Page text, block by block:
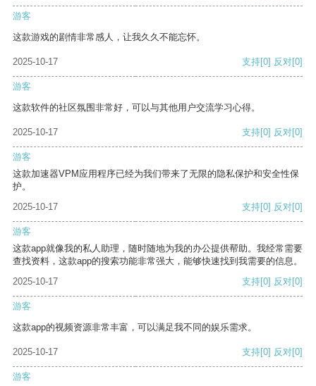
游客
这款游戏的剧情非常感人，让我久久不能忘怀。
2025-10-17 支持[0] 反对[0]
游客
这款软件的社区氛围非常好，可以与其他用户交流学习心得。
2025-10-17 支持[0] 反对[0]
游客
这款加速器VPM应用程序已经为我们带来了无限的隐私保护和安全性保
护。
2025-10-17
支持[0] 反对[0]
游客
这款app就像我的私人助理，随时随地为我的办公提供帮助。我经常需要
查找资料，这款app的搜索功能非常强大，能够快速找到我需要的信息。
2025-10-17
支持[0] 反对[0]
游客
这款app的视频资源非常丰富，可以满足我不同的娱乐需求。
2025-10-17 支持[0] 反对[0]
游客